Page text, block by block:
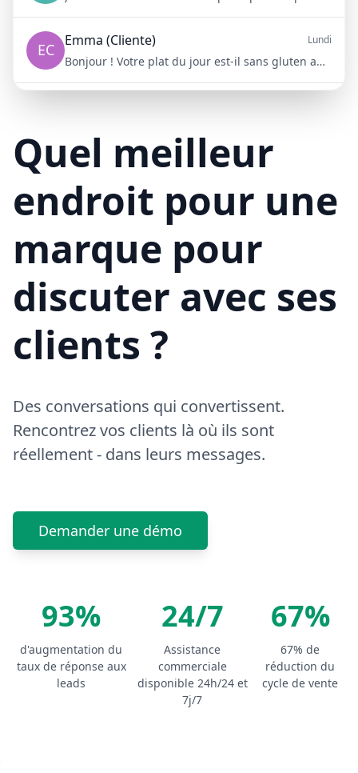
Quel meilleur
endroit pour une
marque pour
discuter avec ses
clients ?
Des conversations qui convertissent.
Rencontrez vos clients là où ils sont
réellement - dans leurs messages.
Demander une démo
93%
d'augmentation du
taux de réponse aux
leads
24/7
Assistance
commerciale
disponible 24h/24 et
7j/7
67%
67% de
réduction du
cycle de vente
EC Emma (Cliente) Lundi
Bonjour ! Votre plat du jour est-il sans gluten aujourd'hui ?